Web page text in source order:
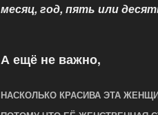
месяц, год, пять или
А ещё не важно,
НАСКОЛЬКО КРАСИВА ЭТА